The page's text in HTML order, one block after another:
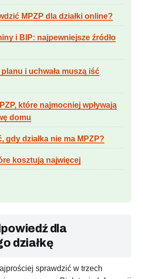
MPZP dla działki online?
i BIP: najpewniejsze źródło
i uchwała muszą iść
które najmocniej wpływają
domu
gdy działka nie ma MPZP?
kosztują najwięcej
dla
działkę
sprawdzić w trzech